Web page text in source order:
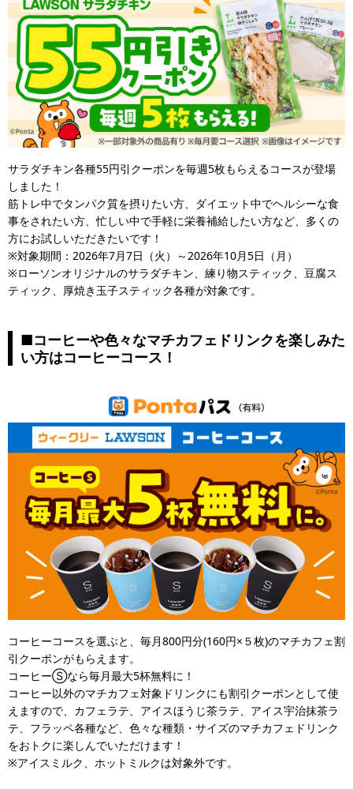
サラダチキン各種55円引クーポンを毎週5枚もらえるコースが登場
しました！
筋トレ中でタンパク質を摂りたい方、ダイエット中でヘルシーな食
事をされたい方、忙しい中で手軽に栄養補給したい方など、多くの
方にお試しいただきたいです！
※対象期間：2026年7月7日（火）～2026年10月5日（月）
※ローソンオリジナルのサラダチキン、練り物スティック、豆腐ス
ティック、厚焼き玉子スティック各種が対象です。
■コーヒーや色々なマチカフェドリンクを楽しみた
い方はコーヒーコース！
コーヒーコースを選ぶと、毎月800円分(160円×５枚)のマチカフェ割
引クーポンがもらえます。
コーヒーⓈなら毎月最大5杯無料に！
コーヒー以外のマチカフェ対象ドリンクにも割引クーポンとして使
えますので、カフェラテ、アイスほうじ茶ラテ、アイス宇治抹茶ラ
テ、フラッペ各種など、色々な種類・サイズのマチカフェドリンク
をおトクに楽しんでいただけます！
※アイスミルク、ホットミルクは対象外です。